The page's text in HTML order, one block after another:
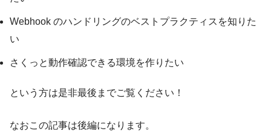
Webhook のハンドリングのベストプラクティスを知りた
い
さくっと動作確認できる環境を作りたい
という方は是非最後までご覧ください！
なおこの記事は後編になります。